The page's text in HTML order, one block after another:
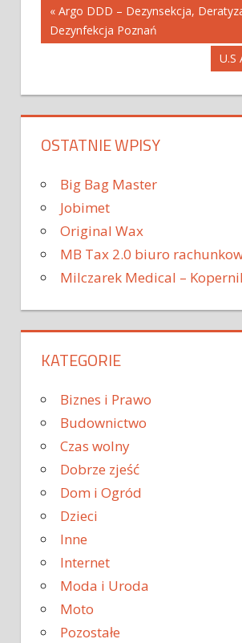
Nawigacja
wpisu
« Argo DDD – Dezynsekcja,
Dezynfekcja Poznań
U.S
OSTATNIE WPISY
Big Bag Master
Jobimet
Original Wax
MB Tax 2.0 biuro
Milczarek Medical –
KATEGORIE
Biznes i Prawo
Budownictwo
Czas wolny
Dobrze zjeść
Dom i Ogród
Dzieci
Inne
Internet
Moda i Uroda
Moto
Pozostałe